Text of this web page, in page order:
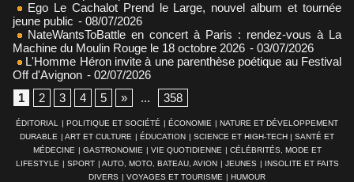
Ego Le Cachalot Prend le Large, nouvel album et tournée
jeune public - 08/07/2026
NateWantsToBattle en concert à Paris : rendez-vous à La
Machine du Moulin Rouge le 18 octobre 2026 - 03/07/2026
L'Homme Héron invite à une parenthèse poétique au Festival
Off d'Avignon - 02/07/2026
1
2 3 4 5 » ... 358
ÉDITORIAL | POLITIQUE ET SOCIÉTÉ | ÉCONOMIE | NATURE ET DÉVELOPPEMENT
DURABLE | ART ET CULTURE | ÉDUCATION | SCIENCE ET HIGH-TECH | SANTÉ ET
MÉDECINE | GASTRONOMIE | VIE QUOTIDIENNE | CÉLÉBRITÉS, MODE ET
LIFESTYLE | SPORT | AUTO, MOTO, BATEAU, AVION | JEUNES | INSOLITE ET FAITS
DIVERS | VOYAGES ET TOURISME | HUMOUR